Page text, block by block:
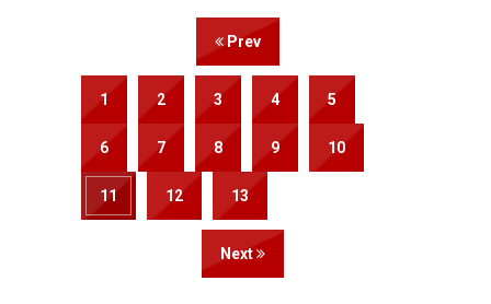
Prev
1 2 3 4 5
6 7 8 9 10
11 12 13
Next